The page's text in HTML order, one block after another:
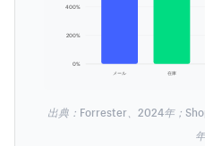
0%
200%
400%
メール 在庫
出典：Forrester、2024年；
年